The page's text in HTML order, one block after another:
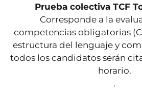
Prueba colectiva TCF
Corresponde a la
competencias obligatorias
estructura del lenguaje y
todos los candidatos serán
horario.
.